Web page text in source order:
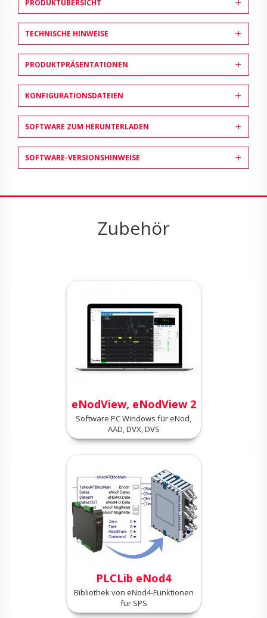
PRODUKTÜBERSICHT
TECHNISCHE HINWEISE
PRODUKTPRÄSENTATIONEN
KONFIGURATIONSDATEIEN
SOFTWARE ZUM HERUNTERLADEN
SOFTWARE-VERSIONSHINWEISE
Zubehör
eNodView, eNodView 2
Software PC Windows für eNod,
AAD, DVX, DVS
PLCLib eNod4
Bibliothek von eNod4-Funktionen
für SPS